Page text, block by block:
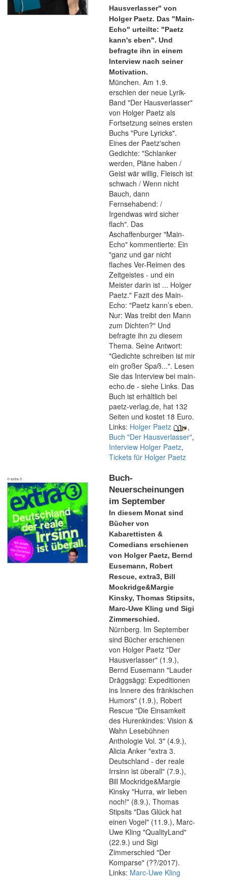
Hausverlasser" von
Holger Paetz. Das "Main-
Echo" urteilte: "Paetz
kann's eben". Und
befragte ihn in einem
Interview nach seiner
Motivation.
München. Am 1.9.
erschien der neue Lyrik-
Band "Der Hausverlasser"
von Holger Paetz als
Fortsetzung seines ersten
Buchs "Pure Lyricks".
Eines der Paetz'schen
Gedichte: "Schlanker
werden, Pläne haben /
Geist wär willig, Fleisch ist
schwach / Wenn nicht
Bauch, dann
Fernsehabend: /
Irgendwas wird sicher
flach". Das
Aschaffenburger "Main-
Echo" kommentierte: Ein
"ganz und gar nicht
flaches Ver-Reimen des
Zeitgeistes - und ein
Meister darin ist ... Holger
Paetz." Fazit des Main-
Echo: "Paetz kann’s eben.
Nur: Was treibt den Mann
zum Dichten?" Und
befragte ihn zu diesem
Thema. Seine Antwort:
"Gedichte schreiben ist mir
ein großer Spaß...". Lesen
Sie das Interview bei main-
echo.de - siehe Links. Das
Buch ist erhältlich bei
paetz-verlag.de, hat 132
Seiten und kostet 18 Euro.
Links: Holger Paetz
,
Buch "Der Hausverlasser",
Interview Holger Paetz,
Tickets für Holger Paetz
© extra 3
Buch-
Neuerscheinungen
im September
In diesem Monat sind
Bücher von
Kabarettisten &
Comedians erschienen
von Holger Paetz, Bernd
Eusemann, Robert
Rescue, extra3, Bill
Mockridge&Margie
Kinsky, Thomas Stipsits,
Marc-Uwe Kling und Sigi
Zimmerschied.
Nürnberg. Im September
sind Bücher erschienen
von Holger Paetz "Der
Hausverlasser" (1.9.),
Bernd Eusemann "Lauder
Dräggsägg: Expeditionen
ins Innere des fränkischen
Humors" (1.9.), Robert
Rescue "Die Einsamkeit
des Hurenkindes: Vision &
Wahn Lesebühnen
Anthologie Vol. 3" (4.9.),
Alicia Anker "extra 3.
Deutschland - der reale
Irrsinn ist überall" (7.9.),
Bill Mockridge&Margie
Kinsky "Hurra, wir lieben
noch!" (8.9.), Thomas
Stipsits "Das Glück hat
einen Vogel" (11.9.), Marc-
Uwe Kling "QualityLand"
(22.9.) und Sigi
Zimmerschied "Der
Komparse" (??/2017).
Links: Marc-Uwe Kling